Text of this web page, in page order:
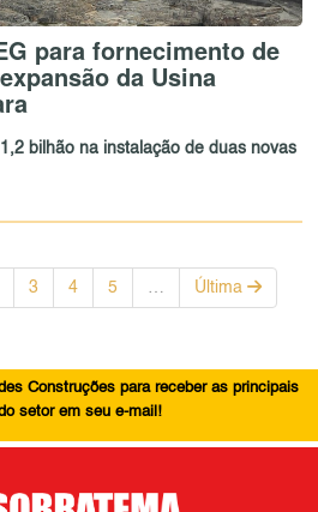
para fornecimento de
da Usina
bilhão na instalação de duas novas
3 4 5 … Última
Construções para receber as principais
setor em seu e-mail!